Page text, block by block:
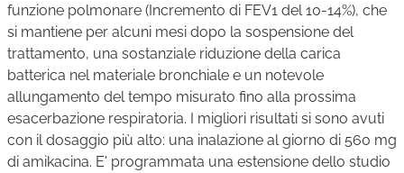
funzione polmonare (Incremento di FEV1 del 10-14%), che
si mantiene per alcuni mesi dopo la sospensione del
trattamento, una sostanziale riduzione della carica
batterica nel materiale bronchiale e un notevole
allungamento del tempo misurato fino alla prossima
esacerbazione respiratoria. I migliori risultati si sono avuti
con il dosaggio più alto: una inalazione al giorno di 560 mg
di amikacina. E' programmata una estensione dello studio